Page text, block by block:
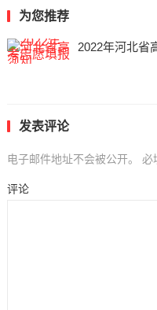
为您推荐
2022年河北省
发表评论
电子邮件地址不会被公开。 必
评论